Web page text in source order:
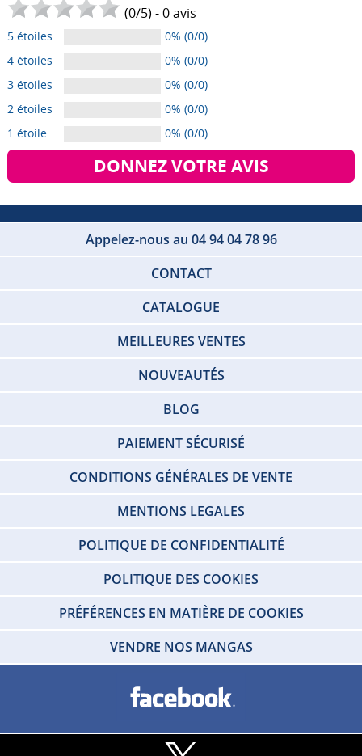
(0/5) -0avis
5 étoiles
0% (0/0)
4 étoiles
0% (0/0)
3 étoiles
0% (0/0)
2 étoiles
0% (0/0)
1 étoile
0% (0/0)
DONNEZ VOTRE AVIS
Appelez-nous au 04 94 04 78 96
CONTACT
CATALOGUE
MEILLEURES VENTES
NOUVEAUTÉS
BLOG
PAIEMENT SÉCURISÉ
CONDITIONS GÉNÉRALES DE VENTE
MENTIONS LEGALES
POLITIQUE DE CONFIDENTIALITÉ
POLITIQUE DES COOKIES
PRÉFÉRENCES EN MATIÈRE DE COOKIES
VENDRE NOS MANGAS